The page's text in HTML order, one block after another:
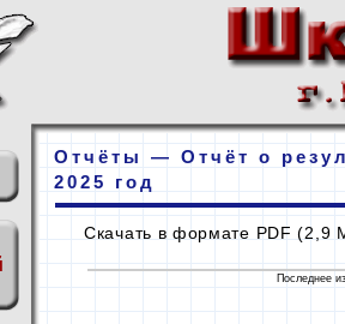
Отчёты — Отчёт о
2025 год
Скачать в формате PDF (2,9
Последнее